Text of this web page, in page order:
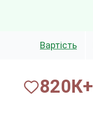
Вартість
820К+